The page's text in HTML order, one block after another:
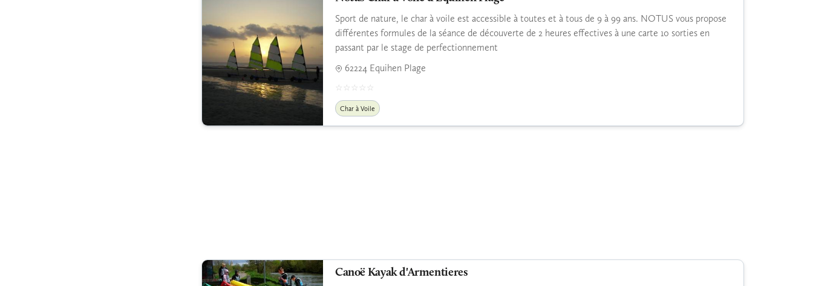
Sport de nature, le char à voile est accessible à toutes et à tous de 9 à 99 ans. NOTUS vous propose
différentes formules de la séance de découverte de 2 heures effectives à une carte 10 sorties en
passant par le stage de perfectionnement
62224 Equihen Plage
Char à Voile
Canoë Kayak d'Armentieres